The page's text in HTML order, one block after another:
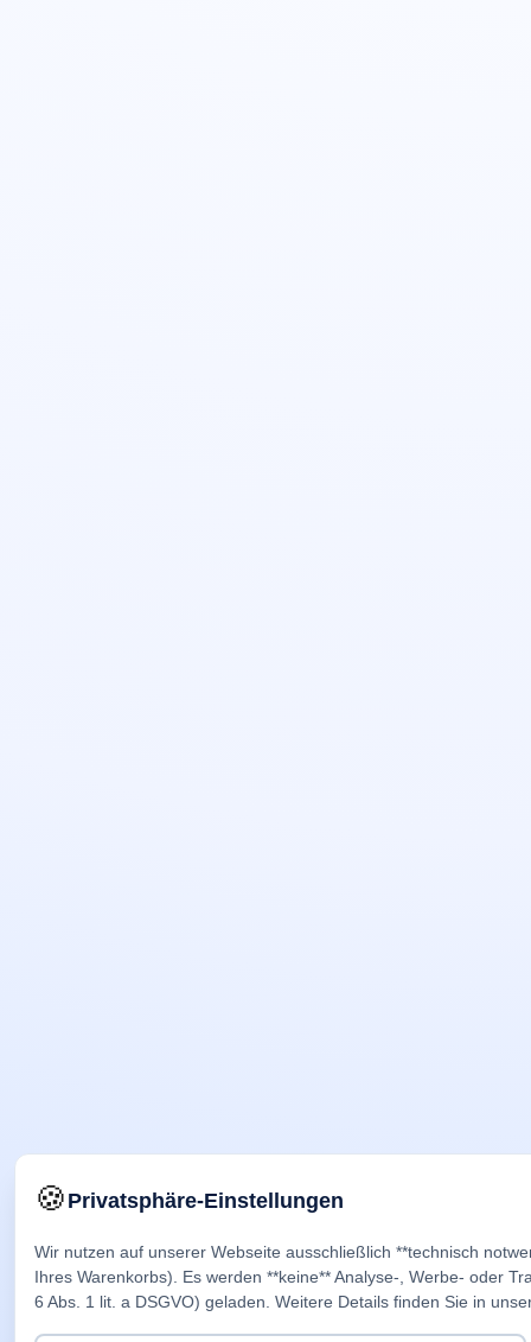
🍪Privatsphäre-Einstellungen
Wir nutzen auf unserer Webseite ausschließlich **technisch
Ihres Warenkorbs). Es werden **keine** Analyse-, Werbe- oder
6 Abs. 1 lit. a DSGVO) geladen. Weitere Details finden Sie in